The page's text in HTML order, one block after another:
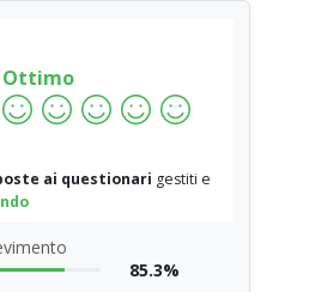
Ottimo
ai questionari gestiti e
85.3%